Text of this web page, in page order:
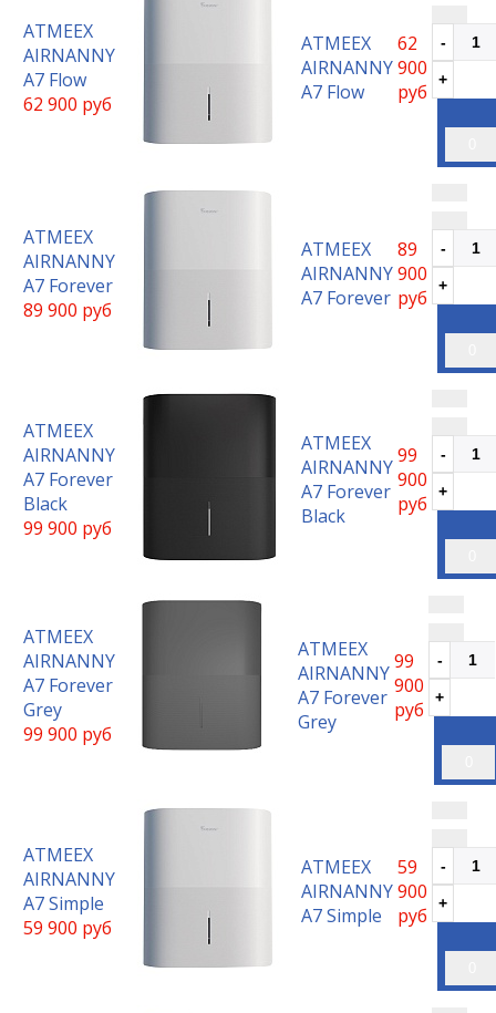
ATMEEX
AIRNANNY
A7 Flow
62 900 руб
ATMEEX
AIRNANNY
A7 Flow
62
900
руб
ATMEEX
AIRNANNY
A7 Forever
89 900 руб
ATMEEX
AIRNANNY
A7 Forever
89
900
руб
ATMEEX
AIRNANNY
A7 Forever
Black
99 900 руб
ATMEEX
AIRNANNY
A7 Forever
Black
99
900
руб
ATMEEX
AIRNANNY
A7 Forever
Grey
99 900 руб
ATMEEX
AIRNANNY
A7 Forever
Grey
99
900
руб
ATMEEX
AIRNANNY
A7 Simple
59 900 руб
ATMEEX
AIRNANNY
A7 Simple
59
900
руб